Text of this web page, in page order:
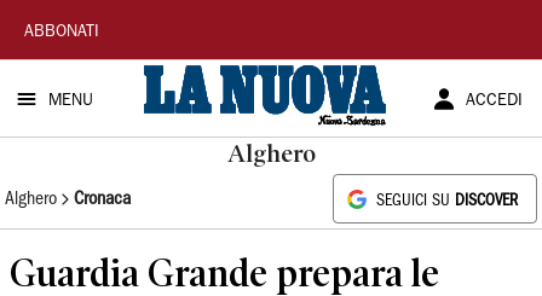
La
Nuova
Sardegna
ABBONATI
MENU ACCEDI
Alghero
Alghero Cronaca SEGUICI SU DISCOVER
Guardia Grande prepara le